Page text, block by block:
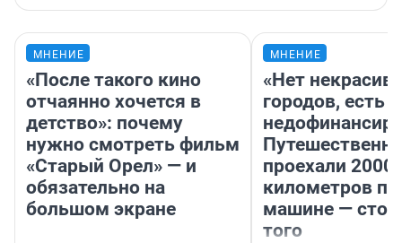
МНЕНИЕ
«После такого кино
отчаянно хочется в
детство»: почему
нужно смотреть фильм
«Старый Орел» — и
обязательно на
большом экране
МНЕНИЕ
«Нет
городов, есть
проехали 2000
километров по
машине —
того